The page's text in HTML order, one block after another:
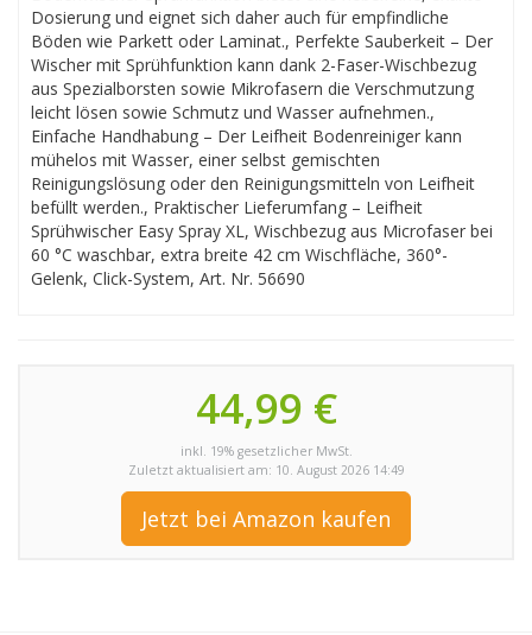
Dosierung und eignet sich daher auch für empfindliche
Böden wie Parkett oder Laminat., Perfekte Sauberkeit – Der
Wischer mit Sprühfunktion kann dank 2-Faser-Wischbezug
aus Spezialborsten sowie Mikrofasern die Verschmutzung
leicht lösen sowie Schmutz und Wasser aufnehmen.,
Einfache Handhabung – Der Leifheit Bodenreiniger kann
mühelos mit Wasser, einer selbst gemischten
Reinigungslösung oder den Reinigungsmitteln von Leifheit
befüllt werden., Praktischer Lieferumfang – Leifheit
Sprühwischer Easy Spray XL, Wischbezug aus Microfaser bei
60 °C waschbar, extra breite 42 cm Wischfläche, 360°-
Gelenk, Click-System, Art. Nr. 56690
44,99 €
inkl. 19% gesetzlicher MwSt.
Zuletzt aktualisiert am: 10. August 2026 14:49
Jetzt bei Amazon kaufen